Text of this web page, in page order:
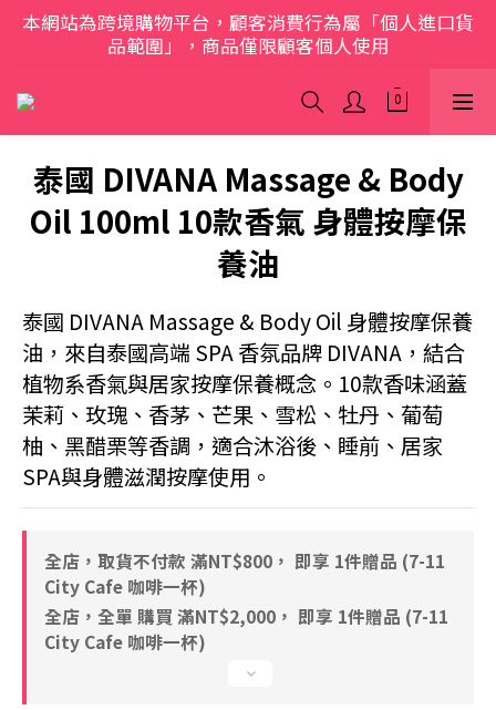
歡迎光臨 S.A.W
本網站為跨境購物平台，顧客消費行為屬「個人進口貨
品範圍」，商品僅限顧客個人使用
歡迎光臨 S.A.W
泰國 DIVANA Massage & Body
Oil 100ml 10款香氣 身體按摩保
養油
泰國 DIVANA Massage & Body Oil 身體按摩保養
油，來自泰國高端 SPA 香氛品牌 DIVANA，結合
植物系香氣與居家按摩保養概念。10款香味涵蓋
茉莉、玫瑰、香茅、芒果、雪松、牡丹、葡萄
柚、黑醋栗等香調，適合沐浴後、睡前、居家
SPA與身體滋潤按摩使用。
全店，取貨不付款 滿NT$800， 即享 1件贈品 (7-11
City Cafe 咖啡一杯)
全店，全單 購買 滿NT$2,000， 即享 1件贈品 (7-11
City Cafe 咖啡一杯)